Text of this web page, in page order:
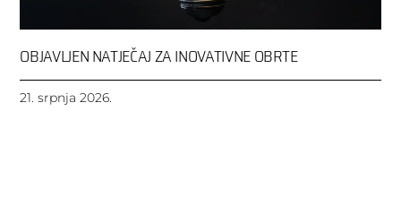
OBJAVLJEN NATJEČAJ ZA INOVATIVNE OBRTE
21. srpnja 2026.